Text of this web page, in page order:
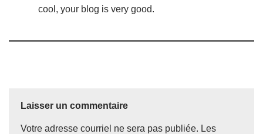
cool, your blog is very good.
Laisser un commentaire
Votre adresse courriel ne sera pas publiée. Les